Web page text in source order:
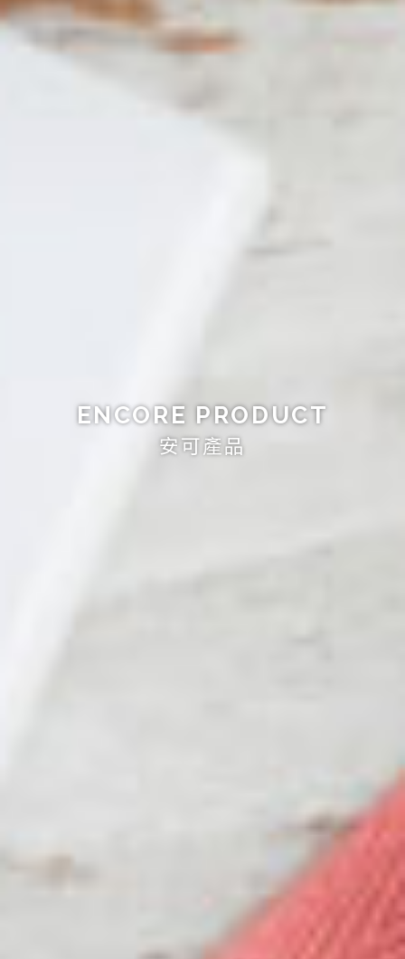
ENCORE PRODUCT
安可產品